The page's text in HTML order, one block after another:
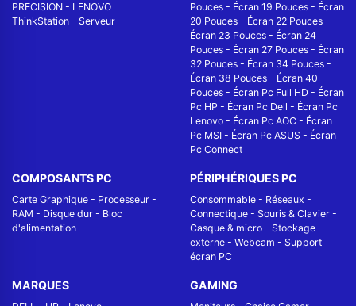
PRECISION - LENOVO
ThinkStation - Serveur
Pouces - Écran 19 Pouces - Écran
20 Pouces - Écran 22 Pouces -
Écran 23 Pouces - Écran 24
Pouces - Écran 27 Pouces - Écran
32 Pouces - Écran 34 Pouces -
Écran 38 Pouces - Écran 40
Pouces - Écran Pc Full HD - Écran
Pc HP - Écran Pc Dell - Écran Pc
Lenovo - Écran Pc AOC - Écran
Pc MSI - Écran Pc ASUS - Écran
Pc Connect
COMPOSANTS PC
Carte Graphique - Processeur -
RAM - Disque dur - Bloc
d'alimentation
PÉRIPHÉRIQUES PC
Consommable - Réseaux -
Connectique - Souris & Clavier -
Casque & micro - Stockage
externe - Webcam - Support
écran PC
MARQUES GAMING